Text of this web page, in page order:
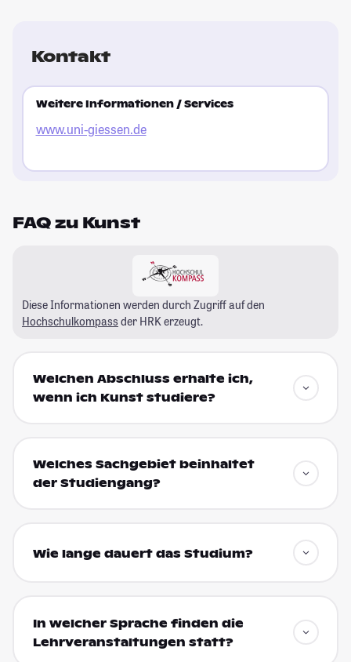
Kontakt
Weitere Informationen / Services
www.uni-giessen.de
FAQ zu Kunst
Diese Informationen werden durch Zugriff auf den
Hochschulkompass der HRK erzeugt.
Welchen Abschluss erhalte ich,
wenn ich Kunst studiere?
Welches Sachgebiet beinhaltet
der Studiengang?
Wie lange dauert das Studium?
In welcher Sprache finden die
Lehrveranstaltungen statt?